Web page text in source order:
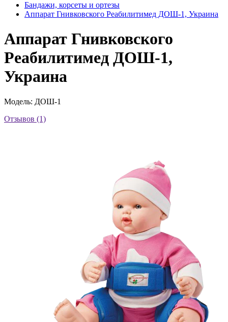
Бандажи, корсеты и ортезы
Аппарат Гнивковского Реабилитимед ДОШ-1, Украина
Аппарат Гнивковского
Реабилитимед ДОШ-1,
Украина
Модель: ДОШ-1
Отзывов (1)